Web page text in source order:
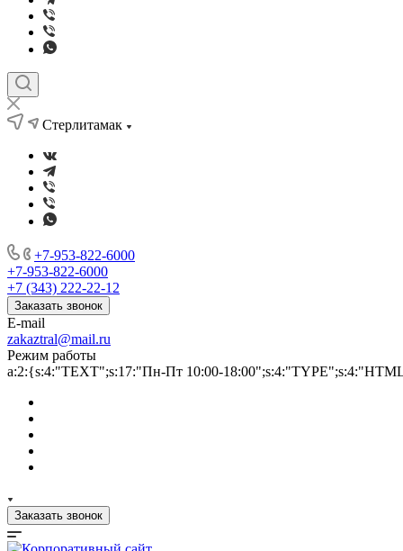
Стерлитамак
+7-953-822-6000
+7-953-822-6000
+7 (343) 222-22-12
Заказать звонок
E-mail
zakaztral@mail.ru
Режим работы
a:2:{s:4:"TEXT";s:17:"Пн-Пт 10:00-
Заказать звонок